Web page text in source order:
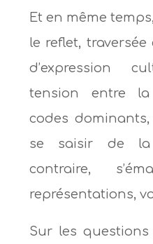
Et en même
le reflet,
d’expression
tension entre
codes
se saisir de
contraire,
représentations,
Sur les questions